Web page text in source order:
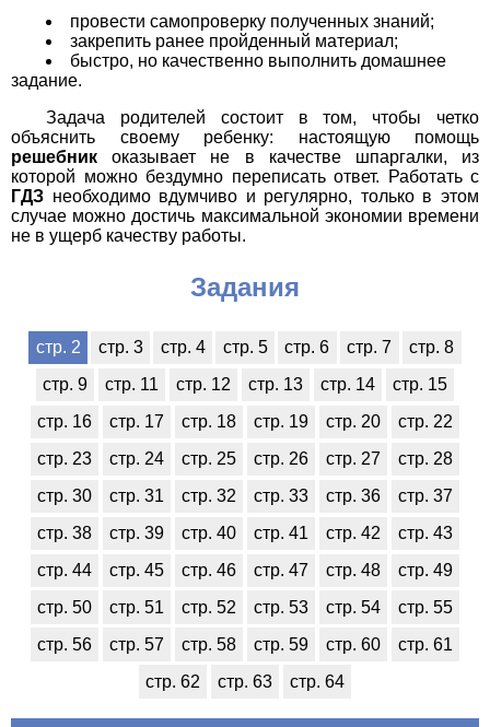
провести самопроверку полученных знаний;
закрепить ранее пройденный материал;
быстро, но качественно выполнить домашнее
задание.
Задача родителей состоит в том, чтобы четко
объяснить своему ребенку: настоящую помощь
решебник оказывает не в качестве шпаргалки, из
которой можно бездумно переписать ответ. Работать с
ГДЗ необходимо вдумчиво и регулярно, только в этом
случае можно достичь максимальной экономии времени
не в ущерб качеству работы.
Задания
стр. 2 стр. 3 стр. 4 стр. 5 стр. 6 стр. 7
стр. 8
стр. 9
стр. 11 стр. 12 стр. 13 стр. 14
стр. 15
стр. 16
стр. 17 стр. 18 стр. 19 стр. 20
стр. 22
стр. 23
стр. 24 стр. 25 стр. 26 стр. 27
стр. 28
стр. 30
стр. 31 стр. 32 стр. 33 стр. 36
стр. 37
стр. 38
стр. 39 стр. 40 стр. 41 стр. 42
стр. 43
стр. 44
стр. 45 стр. 46 стр. 47 стр. 48
стр. 49
стр. 50
стр. 51 стр. 52 стр. 53 стр. 54
стр. 55
стр. 56
стр. 57 стр. 58 стр. 59 стр. 60
стр. 61
стр. 62
стр. 63 стр. 64